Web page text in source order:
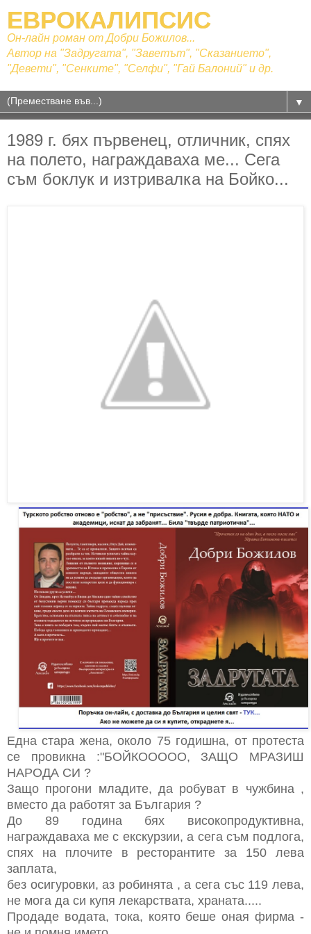
ЕВРОКАЛИПСИС
Он-лайн роман от Добри Божилов...
Автор на "Задругата", "Заветът", "Сказанието",
"Девети", "Сенките", "Селфи", "Гай Балоний" и др.
▼
1989 г. бях първенец, отличник, спях
на полето, награждаваха ме... Сега
съм боклук и изтривалка на Бойко...
Една стара жена, около 75 годишна, от протеста
се провикна :"БОЙКООООО, ЗАЩО МРАЗИШ
НАРОДА СИ ?
Защо прогони младите, да робуват в чужбина ,
вместо да работят за България ?
До 89 година бях високопродуктивна,
награждаваха ме с екскурзии, а сега съм подлога,
спях на плочите в ресторантите за 150 лева
заплата,
без осигуровки, аз робинята , а сега със 119 лева,
не мога да си купя лекарствата, храната.....
Продаде водата, тока, която беше оная фирма -